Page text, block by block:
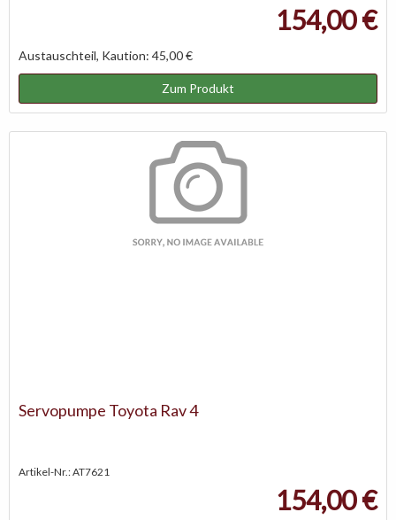
154,00 €
Austauschteil, Kaution: 45,00 €
Zum Produkt
Servopumpe Toyota Rav 4
Artikel-Nr.: AT7621
154,00 €